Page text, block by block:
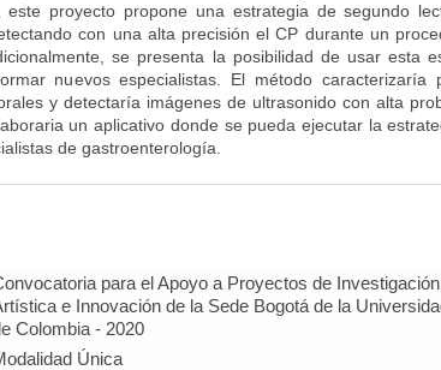
este proyecto propone una estrategia de segundo
con una alta precisión el CP durante un
se presenta la posibilidad de usar esta
nuevos especialistas. El método caracterizaría
y detectaría imágenes de ultrasonido con alta
un aplicativo donde se pueda ejecutar la
de gastroenterología.
para el Apoyo a Proyectos de
e Innovación de la Sede Bogotá de la
Colombia - 2020
Única